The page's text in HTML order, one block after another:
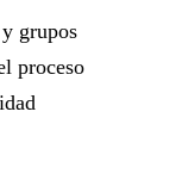
grupos
proceso